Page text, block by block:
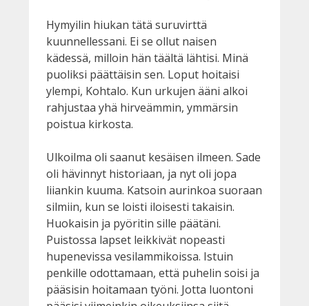
Hymyilin hiukan tätä suruvirttä
kuunnellessani. Ei se ollut naisen
kädessä, milloin hän täältä lähtisi. Minä
puoliksi päättäisin sen. Loput hoitaisi
ylempi, Kohtalo. Kun urkujen ääni alkoi
rahjustaa yhä hirveämmin, ymmärsin
poistua kirkosta.
Ulkoilma oli saanut kesäisen ilmeen. Sade
oli hävinnyt historiaan, ja nyt oli jopa
liiankin kuuma. Katsoin aurinkoa suoraan
silmiin, kun se loisti iloisesti takaisin.
Huokaisin ja pyöritin sille päätäni.
Puistossa lapset leikkivät nopeasti
hupenevissa vesilammikoissa. Istuin
penkille odottamaan, että puhelin soisi ja
pääsisin hoitamaan työni. Jotta luontoni